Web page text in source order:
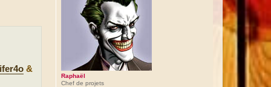
Raphaël
Chef de projets
&